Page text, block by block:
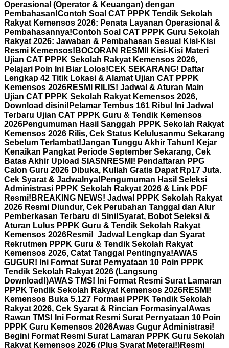
Operasional (Operator & Keuangan) dengan
Pembahasan!Contoh Soal CAT PPPK Tendik Sekolah
Rakyat Kemensos 2026: Penata Layanan Operasional &
Pembahasannya!Contoh Soal CAT PPPK Guru Sekolah
Rakyat 2026: Jawaban & Pembahasan Sesuai Kisi-Kisi
Resmi Kemensos! BOCORAN RESMI! Kisi-Kisi Materi
Ujian CAT PPPK Sekolah Rakyat Kemensos 2026,
Pelajari Poin Ini Biar Lolos!CEK SEKARANG! Daftar
Lengkap 42 Titik Lokasi & Alamat Ujian CAT PPPK
Kemensos 2026RESMI RILIS! Jadwal & Aturan Main
Ujian CAT PPPK Sekolah Rakyat Kemensos 2026,
Download disini! Pelamar Tembus 161 Ribu! Ini Jadwal
Terbaru Ujian CAT PPPK Guru & Tendik Kemensos
2026Pengumuman Hasil Sanggah PPPK Sekolah Rakyat
Kemensos 2026 Rilis, Cek Status Kelulusanmu Sekarang
Sebelum Terlambat!Jangan Tunggu Akhir Tahun! Kejar
Kenaikan Pangkat Periode September Sekarang, Cek
Batas Akhir Upload SIASN RESMI! Pendaftaran PPG
Calon Guru 2026 Dibuka, Kuliah Gratis Dapat Rp17 Juta.
Cek Syarat & Jadwalnya! Pengumuman Hasil Seleksi
Administrasi PPPK Sekolah Rakyat 2026 & Link PDF
Resmi! BREAKING NEWS! Jadwal PPPK Sekolah Rakyat
2026 Resmi Diundur, Cek Perubahan Tanggal dan Alur
Pemberkasan Terbaru di Sini!Syarat, Bobot Seleksi &
Aturan Lulus PPPK Guru & Tendik Sekolah Rakyat
Kemensos 2026Resmi! Jadwal Lengkap dan Syarat
Rekrutmen PPPK Guru & Tendik Sekolah Rakyat
Kemensos 2026, Catat Tanggal Pentingnya!AWAS
GUGUR! Ini Format Surat Pernyataan 10 Poin PPPK
Tendik Sekolah Rakyat 2026 (Langsung
Download!)AWAS TMS! Ini Format Resmi Surat Lamaran
PPPK Tendik Sekolah Rakyat Kemensos 2026RESMI!
Kemensos Buka 5.127 Formasi PPPK Tendik Sekolah
Rakyat 2026, Cek Syarat & Rincian Formasinya!Awas
Rawan TMS! Ini Format Resmi Surat Pernyataan 10 Poin
PPPK Guru Kemensos 2026Awas Gugur Administrasi!
Begini Format Resmi Surat Lamaran PPPK Guru Sekolah
Rakyat Kemensos 2026 (Plus Syarat Meterai!)Resmi